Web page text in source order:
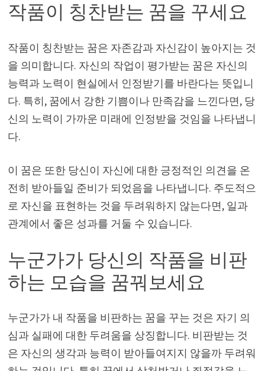
작품이 칭찬받는 꿈을 꾸세요
작품이 칭찬받는 꿈은 자존감과 자신감이 높아지는 것
을 의미합니다. 자신의 작업이 평가받는 꿈은 자신의
능력과 노력이 현실에서 인정받기를 바란다는 뜻입니
다. 특히, 꿈에서 강한 기쁨이나 만족감을 느낀다면, 당
신의 노력이 가까운 미래에 인정받을 것임을 나타냅니
다.
이 꿈은 또한 당신이 자신에 대한 긍정적인 의견을 온
전히 받아들일 준비가 되었음을 나타냅니다. 주도적으
로 자신을 표현하는 것을 두려워하지 않는다면, 일과
관계에서 좋은 성과를 거둘 수 있습니다.
누군가가 당신의 작품을 비판
하는 모습을 꿈꿔보세요
누군가가 내 작품을 비판하는 꿈을 꾸는 것은 자기 의
심과 실패에 대한 두려움을 상징합니다. 비판받는 것
은 자신의 생각과 능력이 받아들여지지 않을까 두려워